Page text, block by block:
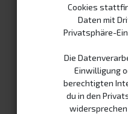
Cookies
Daten mit
Privatsphäre-
Die
Einwilligung
berechtigten
du in den